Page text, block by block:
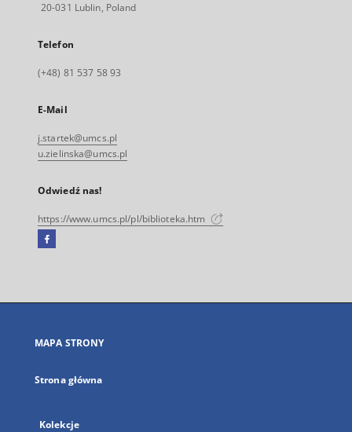
20-031 Lublin, Poland
Telefon
(+48) 81 537 58 93
E-Mail
j.startek@umcs.pl
u.zielinska@umcs.pl
Odwiedź nas!
https://www.umcs.pl/pl/biblioteka.htm
Facebook
się
karcie
MAPA STRONY
Strona główna
Kolekcje